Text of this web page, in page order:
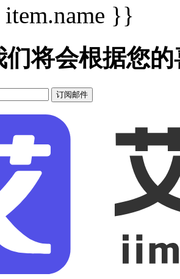
}}
们将会根据您
订阅邮件